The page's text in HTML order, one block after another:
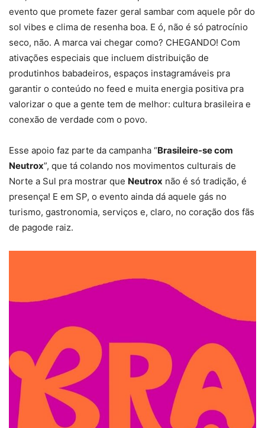
evento que promete fazer geral sambar com aquele pôr do
sol vibes e clima de resenha boa. E ó, não é só patrocínio
seco, não. A marca vai chegar como? CHEGANDO! Com
ativações especiais que incluem distribuição de
produtinhos babadeiros, espaços instagramáveis pra
garantir o conteúdo no feed e muita energia positiva pra
valorizar o que a gente tem de melhor: cultura brasileira e
conexão de verdade com o povo.
Esse apoio faz parte da campanha “Brasileire-se com
Neutrox”, que tá colando nos movimentos culturais de
Norte a Sul pra mostrar que Neutrox não é só tradição, é
presença! E em SP, o evento ainda dá aquele gás no
turismo, gastronomia, serviços e, claro, no coração dos fãs
de pagode raiz. ️